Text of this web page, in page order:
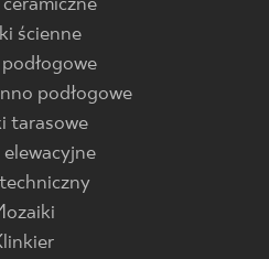
ścienne
podłogowe
tarasowe
elewacyjne